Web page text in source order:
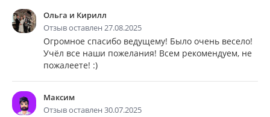
Ольга и Кирилл
Отзыв оставлен 27.08.2025
Огромное спасибо ведущему! Было очень весело!
Учёл все наши пожелания! Всем рекомендуем, не
пожалеете! :)
Максим
Отзыв оставлен 30.07.2025